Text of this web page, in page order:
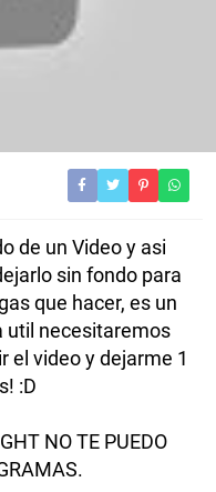
de un Video y asi
sin fondo para
que hacer, es un
util necesitaremos
el video y dejarme 1
:D
NO TE PUEDO